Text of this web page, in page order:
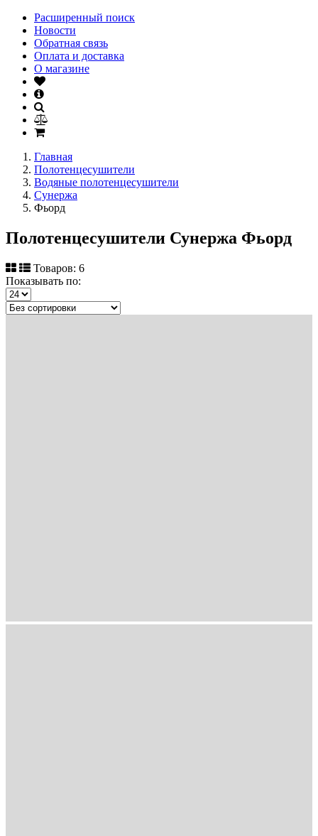
Расширенный поиск
Новости
Обратная связь
Оплата и доставка
О магазине
Главная
Полотенцесушители
Водяные полотенцесушители
Сунержа
Фьорд
Полотенцесушители Сунержа Фьорд
Товаров: 6
Показывать по: